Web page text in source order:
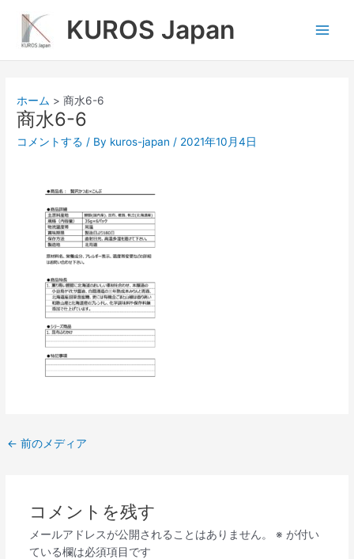
ス
KUROS Japan
ホーム 商水6-6
商水6-6
コメントする / By kuros-japan / 2021年10月4日
← 前のメディア
コメントを残す
メールアドレスが公開されることはありません。 ※ が付い
ている欄は必須項目です